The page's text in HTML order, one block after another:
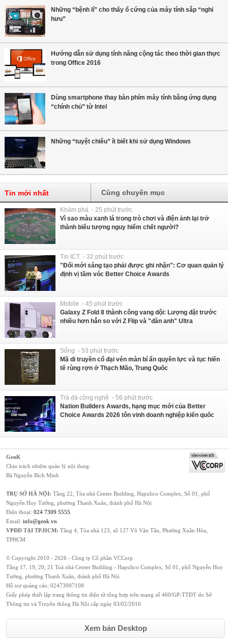
Những “bệnh lí” cho thấy ổ cứng của máy tính sắp “nghỉ
hưu”
Hướng dẫn sử dụng tính năng cộng tác theo thời gian thực
trong Office 2016
Dùng smartphone thay bàn phím máy tính bằng ứng dụng
“chính chủ” từ Intel
Những “tuyệt chiêu” ít biết khi sử dụng Windows
Tin mới nhất Cùng chuyên mục
Khám phá - 25 phút trước
Vì sao màu xanh lá trong trò chơi và điện ảnh lại trở
thành biểu tượng nguy hiểm chết người?
Tin ICT - 32 phút trước
"Đổi mới sáng tạo phải được ghi nhận": Cơ quan quản lý
định vị tầm vóc Better Choice Awards
Mobile - 45 phút trước
Galaxy Z Fold 8 thành công vang dội: Lượng đặt trước
nhiều hơn hẳn so với Z Flip và "đàn anh" Ultra
Sống - 53 phút trước
Mã di truyền cổ đại vén màn bí ẩn quyền lực và tục hiến
tế rùng rợn ở Thạch Mão, Trung Quốc
Trà đá công nghệ - 56 phút trước
Nation Builders Awards, hạng mục mới của Better
Choice Awards 2026 tôn vinh doanh nghiệp kiến quốc
GenK
Chịu trách nhiệm quản lý nội dung:
Bà Nguyễn Bích Minh
TRỤ SỞ HÀ NỘI: Tầng 22, Tòa nhà Center Building, Hapulico Complex, Số 01, phố
Nguyễn Huy Tưởng, phường Thanh Xuân, thành phố Hà Nội
Điện thoại: 024 7309 5555
Email: info@genk.vn
VPĐD TẠI TP.HCM: Tầng 4, Tòa nhà 123, số 127 Võ Văn Tần, Phường Xuân Hòa,
TPHCM
© Copyright 2010 - 2026 - Công ty Cổ phần VCCorp
Tầng 17, 19, 20, 21 Toà nhà Center Building - Hapulico Complex, Số 01, phố Nguyễn Huy
Tưởng, phường Thanh Xuân, thành phố Hà Nội
Hỗ trợ quảng cáo: 02473007108
Giấy phép thiết lập trang thông tin điện tử tổng hợp trên mạng số 460/GP-TTĐT do Sở
Thông tin và Truyền thông Hà Nội cấp ngày 03/02/2016
Xem bản Desktop